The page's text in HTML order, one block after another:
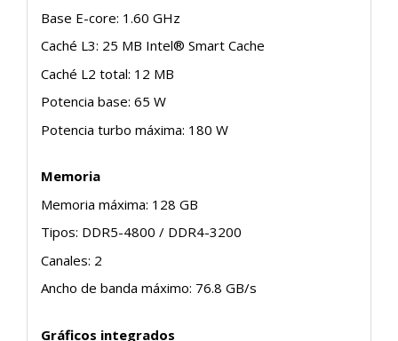
Base E-core: 1.60 GHz
Caché L3: 25 MB Intel® Smart Cache
Caché L2 total: 12 MB
Potencia base: 65 W
Potencia turbo máxima: 180 W
Memoria
Memoria máxima: 128 GB
Tipos: DDR5-4800 / DDR4-3200
Canales: 2
Ancho de banda máximo: 76.8 GB/s
Gráficos integrados